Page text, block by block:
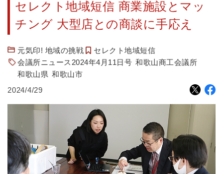
セレクト地域短信 商業施設とマッ
チング 大型店との商談に手応え
元気印! 地域の挑戦
セレクト地域短信
会議所ニュース2024年4月11日号 和歌山商工会議所
和歌山県 和歌山市
2024/4/29